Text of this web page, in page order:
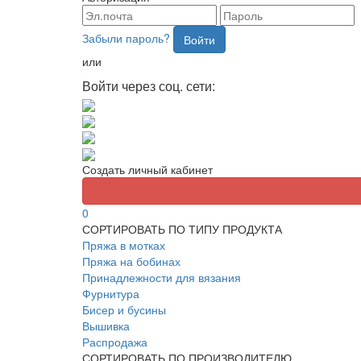
Забыли пароль?
Войти
или
Войти через соц. сети:
Создать личный кабинет
0
СОРТИРОВАТЬ ПО ТИПУ ПРОДУКТА
Пряжа в мотках
Пряжа на бобинах
Принадлежности для вязания
Фурнитура
Бисер и бусины
Вышивка
Распродажа
СОРТИРОВАТЬ ПО ПРОИЗВОДИТЕЛЮ